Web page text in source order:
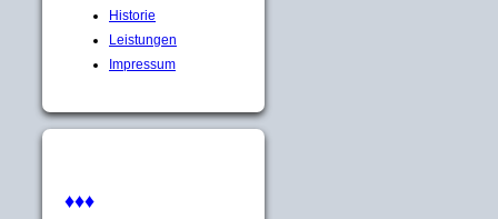
Historie
Leistungen
Impressum
♦♦♦